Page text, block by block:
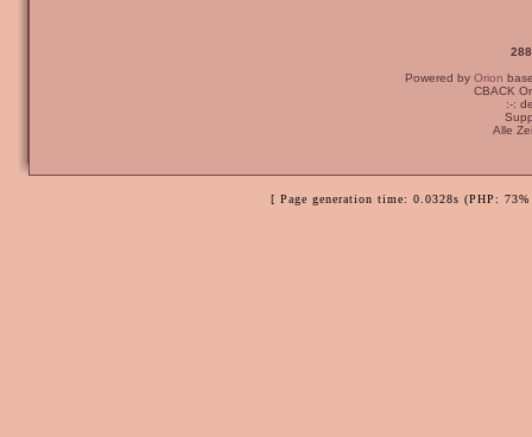
Powered by Orion
CBACK
:-:
Alle
[ Page generation time: 0.0328s (PHP: